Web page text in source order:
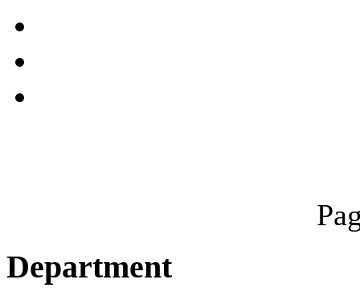
Department